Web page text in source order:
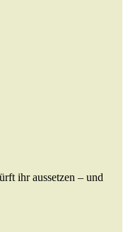
ihr aussetzen – und